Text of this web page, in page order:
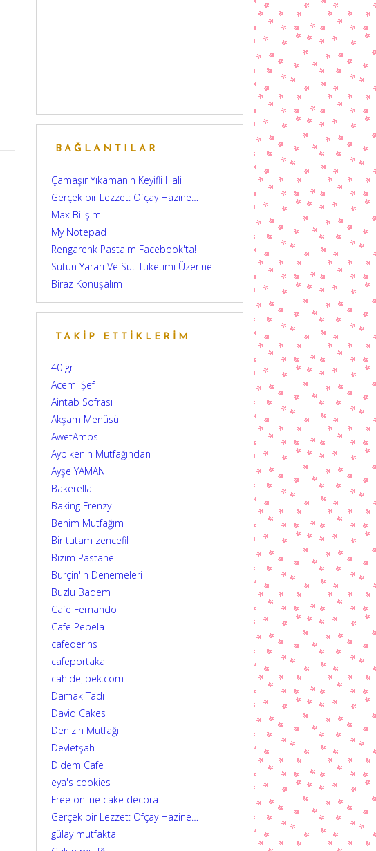
BAĞLANTILAR
Çamaşır Yıkamanın Keyifli Hali
Gerçek bir Lezzet: Ofçay Hazine…
Max Bilişim
My Notepad
Rengarenk Pasta'm Facebook'ta!
Sütün Yararı Ve Süt Tüketimi Üzerine
Biraz Konuşalım
TAKIP ETTIKLERIM
40 gr
Acemi Şef
Aintab Sofrası
Akşam Menüsü
AwetAmbs
Aybikenin Mutfağından
Ayşe YAMAN
Bakerella
Baking Frenzy
Benim Mutfağım
Bir tutam zencefil
Bizim Pastane
Burçin'in Denemeleri
Buzlu Badem
Cafe Fernando
Cafe Pepela
cafederins
cafeportakal
cahidejibek.com
Damak Tadı
David Cakes
Denizin Mutfağı
Devletşah
Didem Cafe
eya's cookies
Free online cake decora
Gerçek bir Lezzet: Ofçay Hazine…
gülay mutfakta